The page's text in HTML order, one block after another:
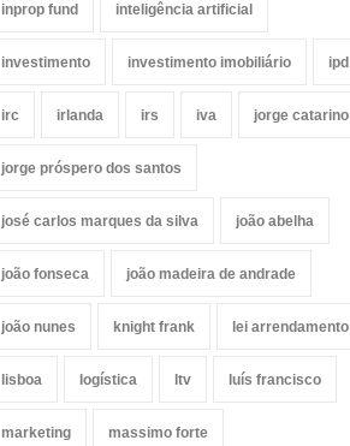
inprop fund inteligência artificial
investimento investimento imobiliário ipd
irc irlanda irs iva jorge catarino
jorge próspero dos santos
josé carlos marques da silva joão abelha
joão fonseca joão madeira de andrade
joão nunes knight frank lei arrendamento
lisboa logística ltv luís francisco
marketing massimo forte